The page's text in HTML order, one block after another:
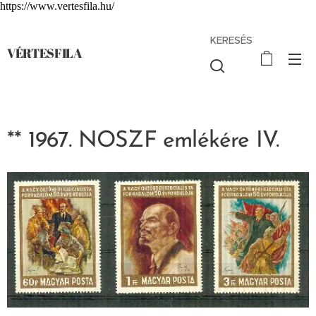
https://www.vertesfila.hu/
VÉRTESFILA
KERESÉS
** 1967. NOSZF emlékére IV.